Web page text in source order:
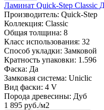
Ламинат Quick-Step Classic
Производитель: Quick-Step
Коллекция: Classic
Общая толщина: 8
Класс использования: 32
Способ укладки: Замковой
Кратность упаковки: 1.596
Фаска: Да
Замковая система: Uniclic
Вид фаски: 4 V
Порода древесины: Дуб
1 895 руб./м2